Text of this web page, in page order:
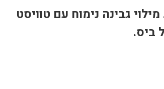
גבינה נימוח עם טוויסט
ביס.